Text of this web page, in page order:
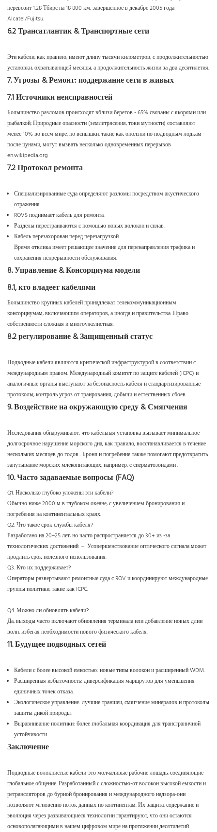
перевозит 1,28 Тбирс на 18 800 км, завершенное в декабре 2005 года
Alcatel/Fujitsu.
6.2 Трансатлантик & Транспортные сети
Эти кабели, как правило, имеют длину тысячи километров, с продолжительностью
установки, охватывающей месяцы, а продолжительность жизни за два десятилетия.
7. Угрозы & Ремонт: поддержание сети в живых
7.1 Источники неисправностей
Большинство разломов происходят вблизи берегов - 65% связаны с якорями или
рыбалкой; Природные опасности (землетрясения, токи мутности) составляют
менее 10% во всем мире, но вспышки, такие как оползни по подводным лодкам
после цунами, могут вызвать несколько одновременных перерывов
en.wikipedia.org.
7.2 Протокол ремонта
Специализированные суда определяют разломы посредством акустического
отражения.
ROVS поднимает кабель для ремонта.
Разделы перестраиваются с помощью новых волокон и сплав.
Кабель перезахорован перед перезагрузкой.
Время отклика имеет решающее значение для перенаправления трафика и
сохранения непрерывности обслуживания.
8. Управление & Консорциума модели
8.1, кто владеет кабелями
Большинство крупных кабелей принадлежат телекоммуникационным
консорциумам, включающим операторов, а иногда и правительства. Право
собственности сложная и многоужелистная.
8.2 регулирование & Защищенный статус
Подводные кабели являются критической инфраструктурой в соответствии с
международным правом. Международный комитет по защите кабелей (ICPC) и
аналогичные органы выступают за безопасность кабеля и стандартизированные
протоколы, контроль угроз от траирования, добычи и естественных сбоев.
9. Воздействие на окружающую среду & Смягчения
Исследования обнаруживают, что кабельная установка вызывает минимальное
долгосрочное нарушение морского дна, как правило, восстанавливается в течение
нескольких месяцев до годов.Броня и погребение также помогают предотвратить
запутывание морских млекопитающих, например, с сперматозоидами.
10. Часто задаваемые вопросы (FAQ)
Q1. Насколько глубоко уложены эти кабели?
Обычно ниже 2000 м в глубоком океане, с увеличением бронирования и
погребения на континентальных краях.
Q2. Что такое срок службы кабеля?
Разработано на 20–25 лет, но часто распространяется до 30+ из -за
технологических достижений ﹣ Усовершенствование оптического сигнала может
продлить срок полезного использования.
Q3. Кто их поддерживает?
Операторы развертывают ремонтные суда с ROV и координируют международные
группы политики, такие как ICPC.
Q4. Можно ли обновлять кабели?
Да, выходы часто включают обновления терминала или добавление новых длин
волн, избегая необходимости нового физического кабеля.
11. Будущее подводных сетей
Кабели с более высокой емкостью: новые типы волокон и расширенный WDM.
Расширенная избыточность: диверсификация маршрутов для уменьшения
единичных точек отказа.
Экологическое управление: лучшие траншеи, смягчение минералов и протоколы
защиты дикой природы.
Выравнивание политики: более глобальная координация для трансграничной
устойчивости.
Заключение
Подводные волокнистые кабели-это молчаливые рабочие лошадь, соединяющие
глобальное общение. Разработанный с сложностью-от волокон высокой емкости и
ретрансляторов до бурной бронирования и международного надзора-они
позволяют мгновенно поток данных по континентам. Их защита, содержание и
эволюция через развивающиеся технологии гарантируют, что они остаются
основополагающими в нашем цифровом мире на протяжении десятилетий.